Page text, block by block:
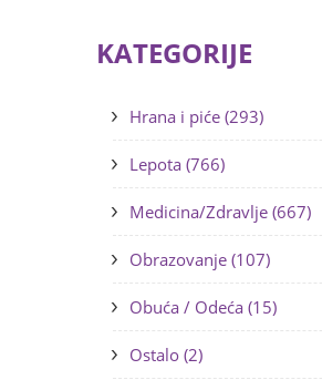
KATEGORIJE
Hrana i piće (293)
Lepota (766)
Medicina/Zdravlje (667)
Obrazovanje (107)
Obuća / Odeća (15)
Ostalo (2)